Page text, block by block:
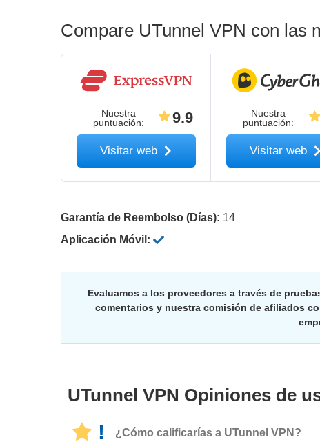
Compare UTunnel VPN con las
Nuestra
puntuación: 9.9
Visitar web
Nuestra
puntuación:
Visitar web
Garantía de Reembolso (Días): 14
Aplicación Móvil:
Evaluamos a los proveedores a través de
comentarios y nuestra comisión de afiliados
UTunnel VPN Opiniones de
! ¿Cómo calificarías a UTunnel VPN?